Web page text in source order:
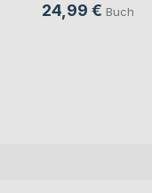
24,99 € Buch